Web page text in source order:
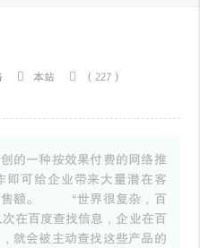
本站
（227）
的一种按效果付费的网络推
即可给企业带来大量潜在客
售额。 “世界很复杂，百
在百度查找信息，企业在百
就会被主动查找这些产品的